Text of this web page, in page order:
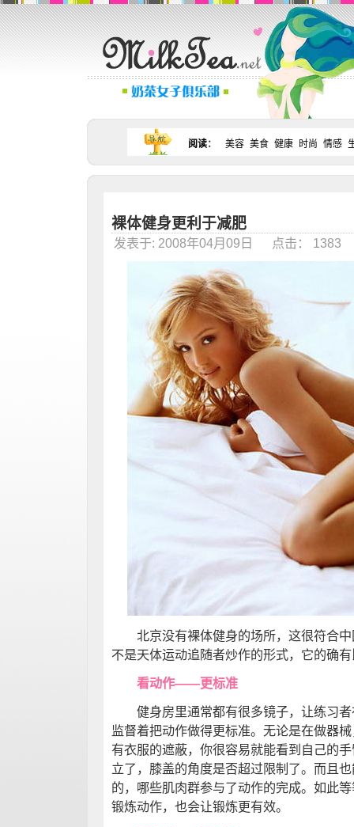
阅读： 美容 美食 健康 时尚 情感
裸体健身更利于减肥
发表于: 2008年04月09日 点击： 1383
北京没有裸体健身的场所，这很符合中
不是天体运动追随者炒作的形式，它的确
看动作——更标准
健身房里通常都有很多镜子，让练习者
监督着把动作做得更标准。无论是在做器
有衣服的遮蔽，你很容易就能看到自己的
立了，膝盖的角度是否超过限制了。而且
的，哪些肌肉群参与了动作的完成。如此
锻炼动作，也会让锻炼更有效。